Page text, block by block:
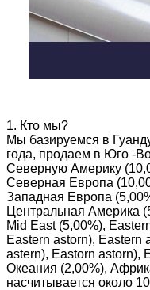
1. Кто мы?
Мы базируемся в
года, продаем в Юго -
Северную Америку
Северная Европа
Западная Европа
Центральная Америка
Mid East (5,00%),
Eastern astorn), Eastern
astern), Eastorn astorn),
Океания (2,00%),
насчитывается около